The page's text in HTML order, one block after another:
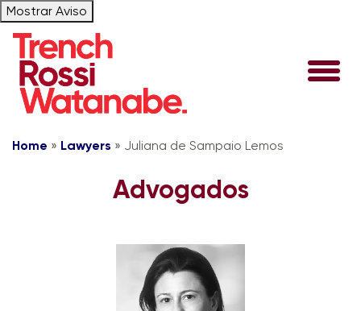
Mostrar Aviso
Home » Lawyers » Juliana de Sampaio Lemos
Advogados